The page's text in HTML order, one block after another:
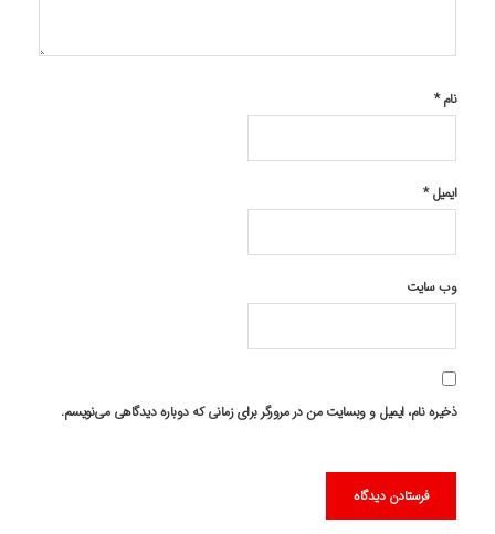
نام*
ایمیل*
وب‌ سایت
ذخیره نام، ایمیل و وبسایت من در مرورگر برای زمانی که دوباره دیدگاهی می‌نویسم.